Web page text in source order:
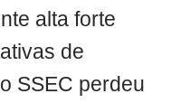
alta forte
de
SSEC perdeu